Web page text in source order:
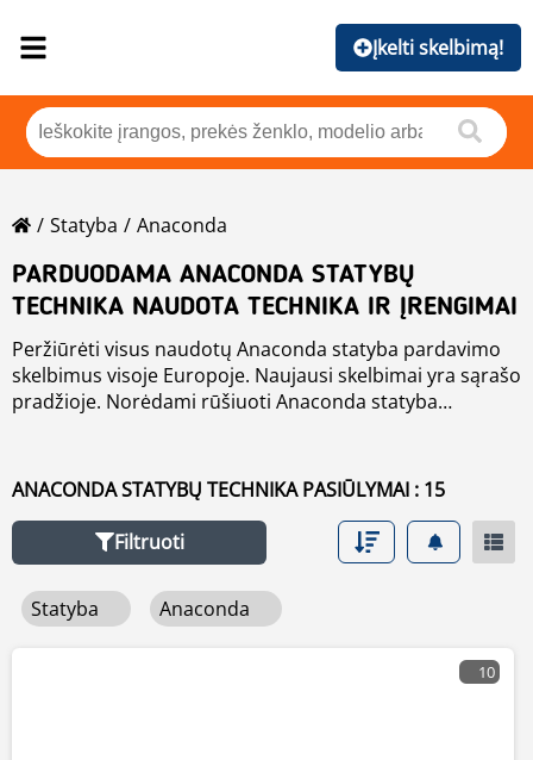
Įkelti skelbimą!
Statyba
Anaconda
PARDUODAMA ANACONDA STATYBŲ
TECHNIKA NAUDOTA TECHNIKA IR ĮRENGIMAI
Peržiūrėti visus naudotų Anaconda statyba pardavimo
skelbimus visoje Europoje. Naujausi skelbimai yra sąrašo
pradžioje. Norėdami rūšiuoti Anaconda statyba
buvimo šalį. Jei norite ieškoti kitųnaudota aplinkos
, spustelėkite ant šios nuorodos.
ANACONDA STATYBŲ TECHNIKA PASIŪLYMAI : 15
Filtruoti
Statyba Anaconda
10